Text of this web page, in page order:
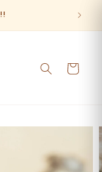
Panier